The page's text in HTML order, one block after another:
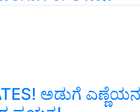
ಅಡುಗೆ ಎಣ್ಣೆಯನ್ನು
ಪ್ರಯತ್ನ!